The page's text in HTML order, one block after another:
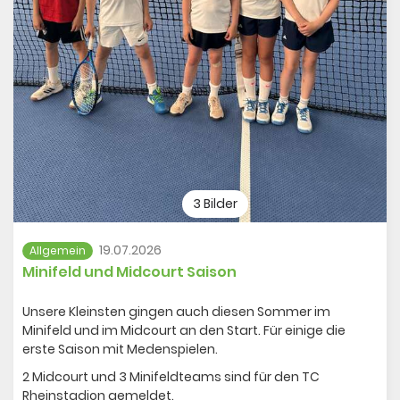
Jahr… Die MU12 2 hat sich leider schwerer getan diese
Saison. 3 Niederlagen, 1 Unentschieden und 1 Sieg stehen
am Ende da. Auch ihr habt toll gekämpft!
XU 10: Unsere jüngste Großfeldmannschaft ist dieses
Jahr als gemischte Mannschaft an den Start gegangen
und dies überwiegend erfolgreich. 3 klare Siege, 1
Unentschieden und 1 Niederlage. Gebt nochmal alles im
letzten Spiel nach den Ferien!
(Für Minifeld und Midcourt siehe gesonderter Beitrag)
Galerie öffnen
3 Bilder
Allgemein 19.07.2026
Minifeld und Midcourt Saison
Unsere Kleinsten gingen auch diesen Sommer im
Minifeld und im Midcourt an den Start. Für einige die
erste Saison mit Medenspielen.
2 Midcourt und 3 Minifeldteams sind für den TC
Rheinstadion gemeldet.